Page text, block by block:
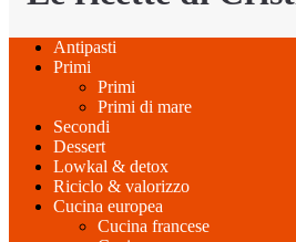
Antipasti
Primi
Primi
Primi di mare
Secondi
Dessert
Lowkal & detox
Riciclo & valorizzo
Cucina europea
Cucina francese